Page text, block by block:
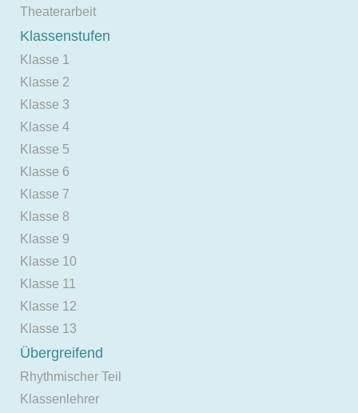
Theaterarbeit
Klassenstufen
Klasse 1
Klasse 2
Klasse 3
Klasse 4
Klasse 5
Klasse 6
Klasse 7
Klasse 8
Klasse 9
Klasse 10
Klasse 11
Klasse 12
Klasse 13
Übergreifend
Rhythmischer Teil
Klassenlehrer